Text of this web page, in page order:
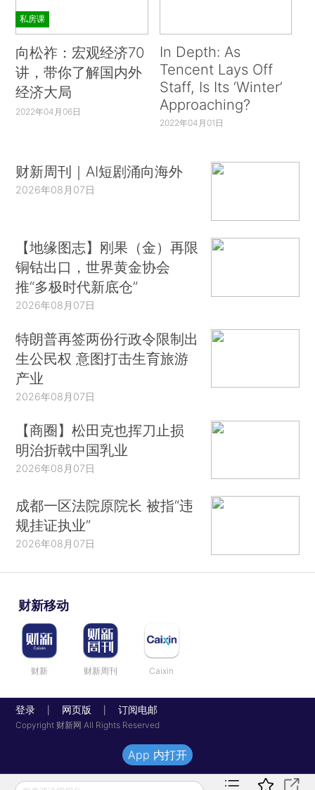
私房课
向松祚：宏观经济70
讲，带你了解国内外
经济大局
2022年04月06日
In Depth: As
Tencent Lays Off
Staff, Is Its ‘Winter’
Approaching?
2022年04月01日
财新周刊｜AI短剧涌向海外
2026年08月07日
【地缘图志】刚果（金）再限
铜钴出口，世界黄金协会
推“多极时代新底仓”
2026年08月07日
特朗普再签两份行政令限制出
生公民权 意图打击生育旅游
产业
2026年08月07日
【商圈】松田克也挥刀止损
明治折戟中国乳业
2026年08月07日
成都一区法院原院长 被指“违
规挂证执业”
2026年08月07日
财新移动
财新 财新周刊 Caixin
登录 网页版 订阅电邮
Copyright 财新网 All Rights Reserved
App 内打开